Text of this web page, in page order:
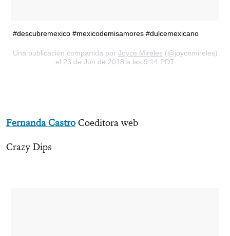
#descubremexico #mexicodemisamores #dulcemexicano
Una publicación compartida por Joyce Mireles (@joycemireles)
el 23 de Jun de 2018 a las 9:14 PDT
Fernanda Castro Coeditora web
Crazy Dips